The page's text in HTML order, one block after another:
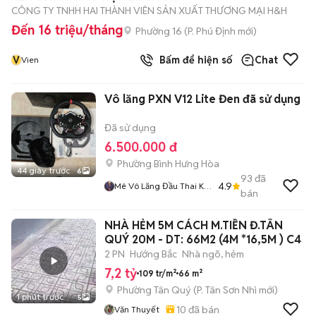
CÔNG TY TNHH HAI THÀNH VIÊN SẢN XUẤT THƯƠNG MẠI H&H
Đến 16 triệu/tháng Phường 16 (P. Phú Định mới)
VVien Bấm để hiện số Chat
44 giây trước 6
Vô lăng PXN V12 Lite Đen đã sử dụng
Đã sử dụng
6.500.000 đ
Phường Bình Hưng Hòa
Mê Vô Lăng Đầu Thai K
4.9
93 đã
bán
1 phút trước 5
NHÀ HẺM 5M CÁCH M.TIỀN Đ.TÂN
QUÝ 20M - DT: 66M2 (4M *16,5M ) C4
2 PN Hướng Bắc Nhà ngõ, hẻm
7,2 tỷ 109 tr/m² 66 m²
Phường Tân Quý (P. Tân Sơn Nhì mới)
Văn Thuyết 10 đã bán